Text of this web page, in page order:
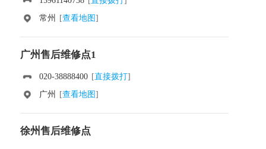
常州
[查看地图]
广州售后维修点1
020-38888400 [直接拨打]
广州
[查看地图]
徐州售后维修点